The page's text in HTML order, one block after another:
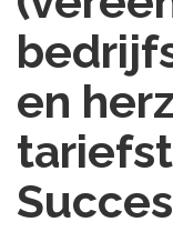
en